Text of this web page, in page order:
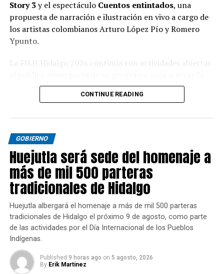
Story 3y el espectáculo Cuentos entintados, una
propuesta de narración e ilustración en vivo a cargo de
los artistas colombianos Arturo López Pío y Romero
Ypunto.
La FILIJ Hidalgo 2026 continúa con actividades abiertas
literatura, las artes y la convivencia familiar.
CONTINUE READING
GOBIERNO
Huejutla será sede del homenaje a
más de mil 500 parteras
tradicionales de Hidalgo
Huejutla albergará el homenaje a más de mil 500 parteras
tradicionales de Hidalgo el próximo 9 de agosto, como parte
de las actividades por el Día Internacional de los Pueblos
Indígenas.
Published 9 horas ago on 5 agosto, 2026
By Erik Martinez